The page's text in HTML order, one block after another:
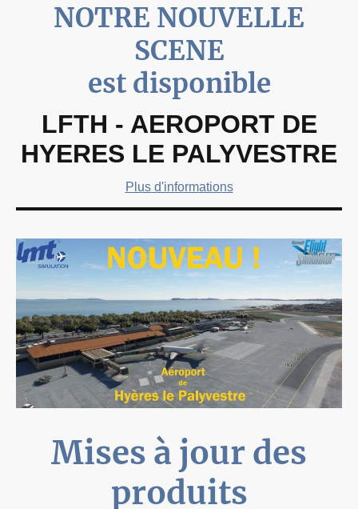
NOTRE NOUVELLE
SCENE
est disponible
LFTH - AEROPORT DE
HYERES LE PALYVESTRE
Plus d'informations
Mises à jour des
produits